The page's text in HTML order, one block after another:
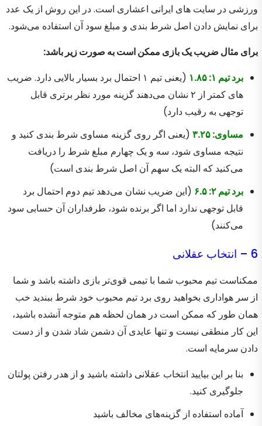
ورزشی در سایت های ایرانی اعشاری است. در این روش از یک عدد
برای نمایش دادن اصل شرط بندی و مبلغ سود آن استفاده می‌شود.
برای مثال ضریب یک بازی ممکن است به صورت زیر باشد:
برد تیم ۱: ۱.۸۵
(یعنی تیم ۱ احتمال برد بسیار بالایی دارد. ضریب
های کمتر از ۲ نشان می‌دهند گزینه مورد نظر برتری قابل
توجهی به رقیب دارد)
مساوی: ۳.۲۵
(یعنی اگر روی گزینه مساوی شرط بندی کنید و
نتیجه مساوی شود، سه و یک چهارم مبلغ شرط را دریافت
می‌کنید که البته یک سهم آن اصل شرط بندی است)
برد تیم ۲: ۶.۵
(این ضریب نشان می‌دهد تیم دوم احتمال برد
قابل توجهی ندارد اما اگر برنده شود، طرفداران آن حسابی سود
می‌کنند)
6 – انتخاب عقلانی
ممکناست تیم محبوب شما با تیمی قوی‌تر بازی داشته باشد و شما
از سر هواداری بخواهید روی برد تیم محبوب خود شرط ببندید خب
همان طور که ممکن است در همان لحظه هم متوجه آنشده باشید،
این کار منطقی نیست و تنها عایدی آن دشمن شاد شدن و از دست
دادن سرمایه است.
بنا بر این بیایید انتخاب عقلانی داشته باشید و از هدر رفتن پولتان
جلوگیری کنید.
آماده استفاده از گزینه‌های مخالف باشید